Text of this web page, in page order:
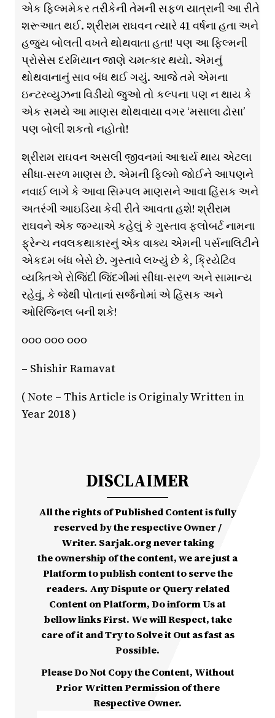
એક ફિલ્મમેકર તરીકેની તેમની સફળ યાત્રાની આ રીતે
શરૂઆત થઈ. શ્રીરામ રાઘવન ત્યારે 41 વર્ષના હતા અને
હજુય બોલતી વખતે થોથવાતા હતા! પણ આ ફિલ્મની
પ્રોસેસ દરમિયાન જાણે ચમત્કાર થયો. એમનું
થોથવાનાનું સાવ બંધ થઈ ગયું. આજે તમે એમના
ઇન્ટરવ્યુઝના વિડીયો જુઓ તો કલ્પના પણ ન થાય કે
એક સમયે આ માણસ થોથવાયા વગર ‘મસાલા ઢોસા’
પણ બોલી શકતો નહોતો!
શ્રીરામ રાઘવન અસલી જીવનમાં આશ્ચર્ય થાય એટલા
સીધા-સરળ માણસ છે. એમની ફિલ્મો જોઈને આપણને
નવાઈ લાગે કે આવા સિમ્પલ માણસને આવા હિંસક અને
અતરંગી આઇડિયા કેવી રીતે આવતા હશે! શ્રીરામ
રાઘવને એક જગ્યાએ કહેલું કે ગુસ્તાવ ફ્લોબર્ટ નામના
ફ્રેન્ચ નવલકથાકારનું એક વાક્ય એમની પર્સનાલિટીને
એકદમ બંધ બેસે છે. ગુસ્તાવે લખ્યું છે કે, ક્રિયેટિવ
વ્યક્તિએ રોજિંદી જિંદગીમાં સીધા-સરળ અને સામાન્ય
રહેવું, કે જેથી પોતાનાં સર્જનોમાં એ હિંસક અને
ઓરિજિનલ બની શકે!
૦૦૦ ૦૦૦ ૦૦૦
– Shishir Ramavat
( Note – This Article is Originaly Written in
Year 2018 )
DISCLAIMER
All the rights of Published Content is fully
reserved by the respective Owner /
Writer. Sarjak.org never taking
the ownership of the content, we are just a
Platform to publish content to serve the
readers. Any Dispute or Query related
Content on Platform, Do inform Us at
bellow links First. We will Respect, take
care of it and Try to Solve it Out as fast as
Possible.
Please Do Not Copy the Content, Without
Prior Written Permission of there
Respective Owner.